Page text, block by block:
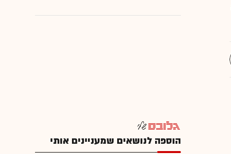
הוספה לנושאים שמעניינים אותי